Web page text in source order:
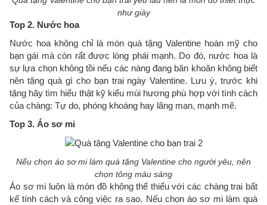
như giày
Top 2. Nước hoa
Nước hoa không chỉ là món quà tặng Valentine hoàn mỹ cho
bạn gái mà còn rất được lòng phái mạnh. Do đó, nước hoa là
sự lựa chọn không tồi nếu các nàng đang băn khoăn không biết
nên tặng quà gì cho bạn trai ngày Valentine. Lưu ý, trước khi
tặng hãy tìm hiểu thật kỹ kiểu mùi hương phù hợp với tính cách
của chàng: Tự do, phóng khoáng hay lãng mạn, mạnh mẽ.
Top 3. Áo sơ mi
Nếu chọn áo sơ mi làm quà tặng Valentine cho người yêu, nên
chọn tông màu sáng
Áo sơ mi luôn là món đồ không thể thiếu với các chàng trai bất
kể tính cách và công việc ra sao. Nếu chọn áo sơ mi làm quà